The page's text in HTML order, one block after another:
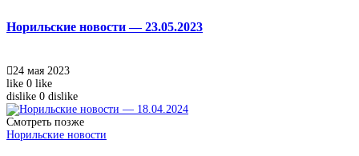
Норильские новости — 23.05.2023
24 мая 2023
like 0 like
dislike 0 dislike
Смотреть позже
Норильские новости